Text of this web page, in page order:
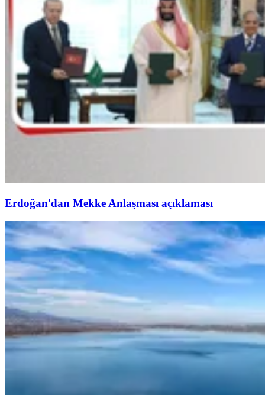
Erdoğan'dan Mekke Anlaşması açıklaması